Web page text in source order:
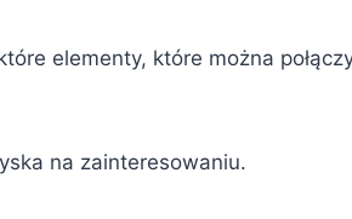
elementy, które można
na zainteresowaniu.